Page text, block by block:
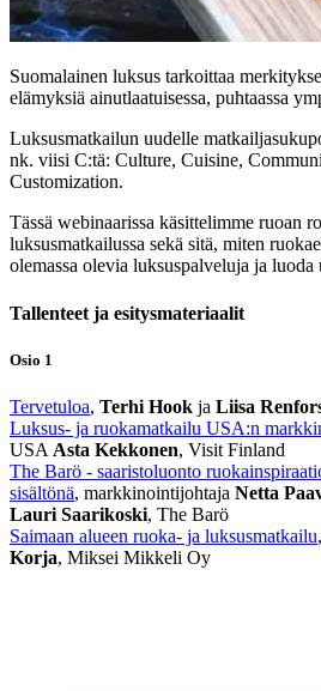
Suomalainen luksus tarkoittaa
elämyksiä ainutlaatuisessa, puhtaassa
Luksusmatkailun uudelle
nk. viisi C:tä: Culture, Cuisine,
Customization.
Tässä webinaarissa käsittelimme ruoan
luksusmatkailussa sekä sitä, miten
olemassa olevia luksuspalveluja ja luoda
Tallenteet ja esitysmateriaalit
Osio 1
Tervetuloa, Terhi Hook ja Liisa
Luksus- ja ruokamatkailu USA:n
USA Asta Kekkonen, Visit Finland
The Barö - saaristoluonto
sisältönä, markkinointijohtaja Netta
Lauri Saarikoski, The Barö
Saimaan alueen ruoka- ja luksusmatkailu
Korja, Miksei Mikkeli Oy